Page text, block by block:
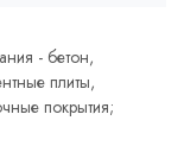
- бетон,
плиты,
покрытия;